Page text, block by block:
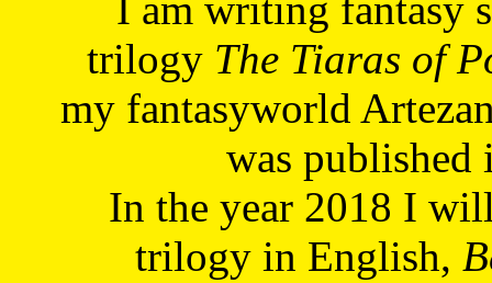
I am writing fantasy
trilogy The Tiaras of
my fantasyworld
was published
In the year 2018 I
trilogy in English,